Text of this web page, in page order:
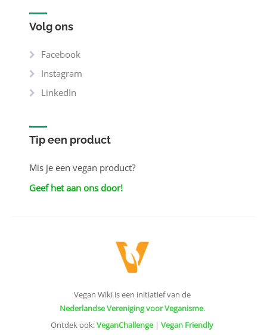
Volg ons
Facebook
Instagram
LinkedIn
Tip een product
Mis je een vegan product?
Geef het aan ons door!
Vegan Wiki is een initiatief van de
Nederlandse Vereniging voor Veganisme.
Ontdek ook:VeganChallenge| Vegan Friendly